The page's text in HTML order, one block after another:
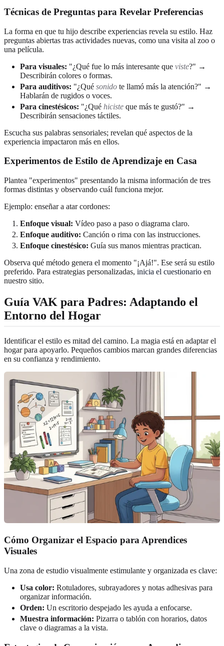
Técnicas de Preguntas para Revelar Preferencias
La forma en que tu hijo describe experiencias revela su estilo. Haz
preguntas abiertas tras actividades nuevas, como una visita al zoo o
una película.
Para visuales: "¿Qué fue lo más interesante que viste?" →
Describirán colores o formas.
Para auditivos: "¿Qué sonido te llamó más la atención?" →
Hablarán de rugidos o voces.
Para cinestésicos: "¿Qué hiciste que más te gustó?" →
Describirán sensaciones táctiles.
Escucha sus palabras sensoriales; revelan qué aspectos de la
experiencia impactaron más en ellos.
Experimentos de Estilo de Aprendizaje en Casa
Plantea "experimentos" presentando la misma información de tres
formas distintas y observando cuál funciona mejor.
Ejemplo: enseñar a atar cordones:
Enfoque visual: Vídeo paso a paso o diagrama claro.
Enfoque auditivo: Canción o rima con las instrucciones.
Enfoque cinestésico: Guía sus manos mientras practican.
Observa qué método genera el momento "¡Ajá!". Ese será su estilo
preferido. Para estrategias personalizadas, inicia el cuestionario en
nuestro sitio.
Guía VAK para Padres: Adaptando el
Entorno del Hogar
Identificar el estilo es mitad del camino. La magia está en adaptar el
hogar para apoyarlo. Pequeños cambios marcan grandes diferencias
en su confianza y rendimiento.
Cómo Organizar el Espacio para Aprendices
Visuales
Una zona de estudio visualmente estimulante y organizada es clave:
Usa color: Rotuladores, subrayadores y notas adhesivas para
organizar información.
Orden: Un escritorio despejado les ayuda a enfocarse.
Muestra información: Pizarra o tablón con horarios, datos
clave o diagramas a la vista.